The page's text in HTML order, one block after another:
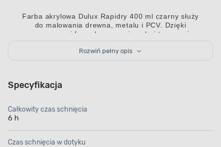
Farba akrylowa Dulux Rapidry 400 ml czarny służy
do malowania drewna, metalu i PCV. Dzięki
nowoczesnej formule na powierzchni tworzą się
trwałe, nieżółknące powłoki, odporne na działanie
czynników mechanicznych i temperatury. Odporność
na szorowanie sprawia natomiast, że z łatwością
nieskazitelnej bieli o matowym wykończeniu. Powłoki
czas schnięcia wynosi 6 h.
Rozwiń pełny opis
Specyfikacja
Całkowity czas schnięcia
6 h
Czas schnięcia w dotyku